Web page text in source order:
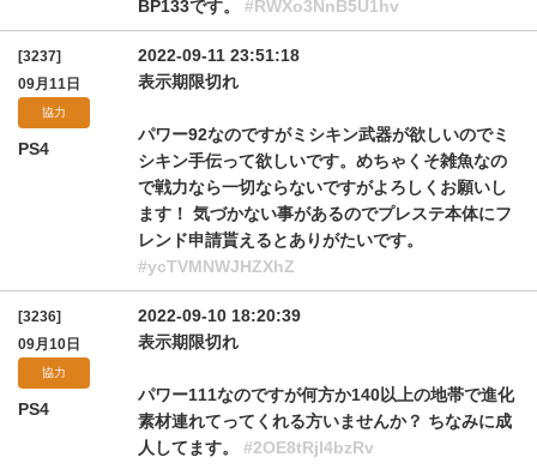
BP133です。 #RWXo3NnB5U1hv
[3237]
09月11日
協力
PS4
2022-09-11 23:51:18
表示期限切れ
パワー92なのですがミシキン武器が欲しいのでミ
シキン手伝って欲しいです。めちゃくそ雑魚なの
で戦力なら一切ならないですがよろしくお願いし
ます！ 気づかない事があるのでプレステ本体にフ
レンド申請貰えるとありがたいです。
#ycTVMNWJHZXhZ
[3236]
09月10日
協力
PS4
2022-09-10 18:20:39
表示期限切れ
パワー111なのですが何方か140以上の地帯で進化
素材連れてってくれる方いませんか？ ちなみに成
人してます。 #2OE8tRjl4bzRv